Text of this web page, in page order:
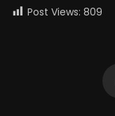
Post Views: 809